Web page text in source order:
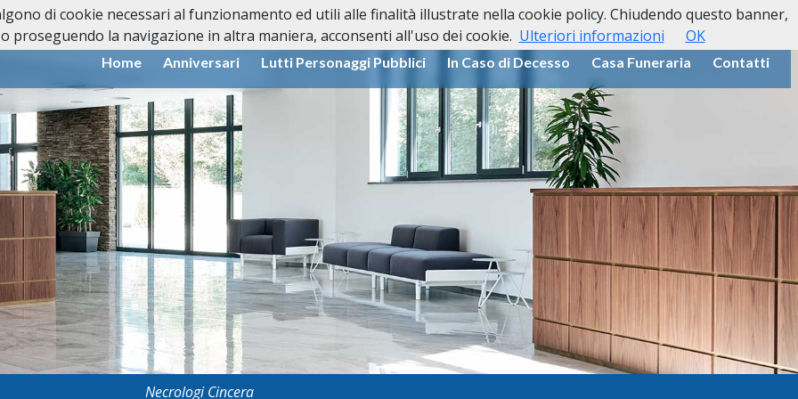
Home Anniversari Lutti Personaggi Pubblici In Caso di Decesso Casa Funeraria Contatti
Necrologi Cincera
di cookie necessari al funzionamento ed utili alle finalità illustrate nella cookie policy. Chiudendo questo banner,
proseguendo la navigazione in altra maniera, acconsenti all'uso dei cookie. Ulteriori informazioni OK